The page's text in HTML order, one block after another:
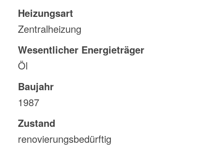
Heizungsart
Zentralheizung
Wesentlicher Energieträger
Öl
Baujahr
1987
Zustand
renovierungsbedürftig